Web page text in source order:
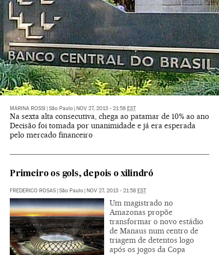
MARINA ROSSI São Paulo NOV 27, 2013 - 21:58 EST
Na sexta alta consecutiva, chega ao patamar de 10% ao ano
Decisão foi tomada por unanimidade e já era esperada
pelo mercado financeiro
Primeiro os gols, depois o xilindró
FREDERICO ROSAS São Paulo NOV 27, 2013 - 21:58 EST
Um magistrado no
Amazonas propõe
transformar o novo estádio
de Manaus num centro de
triagem de detentos logo
após os jogos da Copa